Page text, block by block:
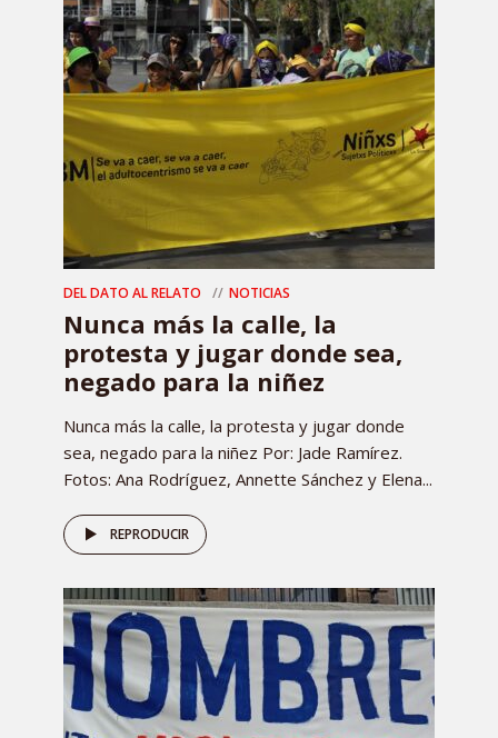
DEL DATO AL RELATO NOTICIAS
Nunca más la calle, la
protesta y jugar donde sea,
negado para la niñez
Nunca más la calle, la protesta y jugar donde
sea, negado para la niñez Por: Jade Ramírez.
Fotos: Ana Rodríguez, Annette Sánchez y Elena...
REPRODUCIR